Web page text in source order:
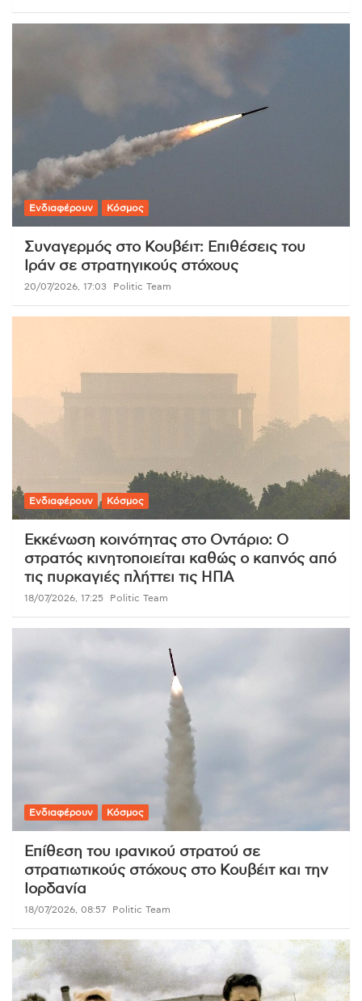
Ενδιαφέρουν Κόσμος
Συναγερμός στο Κουβέιτ: Επιθέσεις του
Ιράν σε στρατηγικούς στόχους
20/07/2026, 17:03 Politic Team
Ενδιαφέρουν Κόσμος
Εκκένωση κοινότητας στο Οντάριο: Ο
στρατός κινητοποιείται καθώς ο καπνός από
τις πυρκαγιές πλήττει τις ΗΠΑ
18/07/2026, 17:25 Politic Team
Ενδιαφέρουν Κόσμος
Επίθεση του ιρανικού στρατού σε
στρατιωτικούς στόχους στο Κουβέιτ και την
Ιορδανία
18/07/2026, 08:57 Politic Team